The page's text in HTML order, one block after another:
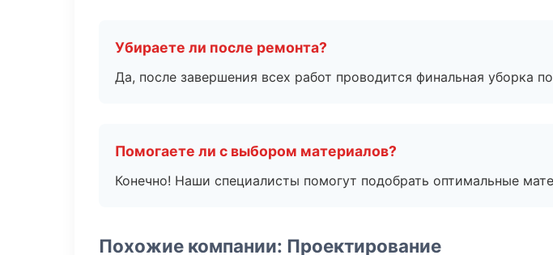
Убираете ли после ремонта?
Да, после завершения всех работ проводится финальная уборка
Помогаете ли с выбором материалов?
Конечно! Наши специалисты помогут подобрать оптимальные
Похожие компании: Проектирование